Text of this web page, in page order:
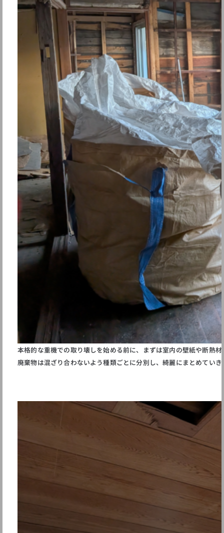
本格的な重機での取り壊しを始める前に、まずは室内の壁紙や断熱
廃棄物は混ざり合わないよう種類ごとに分別し、綺麗にまとめていき